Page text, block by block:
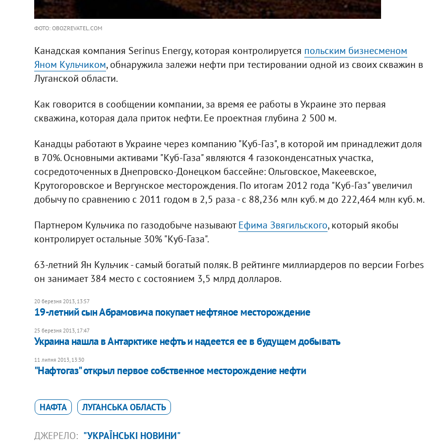
ФОТО: OBOZREVATEL.COM
Канадская компания Serinus Energy, которая контролируется польским бизнесменом
Яном Кульчиком, обнаружила залежи нефти при тестировании одной из своих скважин в
Луганской области.
Как говорится в сообщении компании, за время ее работы в Украине это первая
скважина, которая дала приток нефти. Ее проектная глубина 2 500 м.
Канадцы работают в Украине через компанию "Куб-Газ", в которой им принадлежит доля
в 70%. Основными активами "Куб-Газа" являются 4 газоконденсатных участка,
сосредоточенных в Днепровско-Донецком бассейне: Ольговское, Макеевское,
Крутогоровское и Вергунское месторождения. По итогам 2012 года "Куб-Газ" увеличил
добычу по сравнению с 2011 годом в 2,5 раза - с 88,236 млн куб. м до 222,464 млн куб. м.
Партнером Кульчика по газодобыче называютЕфима Звягильского, который якобы
контролирует остальные 30% "Куб-Газа".
63-летний Ян Кульчик - самый богатый поляк. В рейтинге миллиардеров по версии Forbes
он занимает 384 место с состоянием 3,5 млрд долларов.
20 березня 2013, 13:57
19-летний сын Абрамовича покупает нефтяное месторождение
25 березня 2013, 17:47
Украина нашла в Антарктике нефть и надеется ее в будущем добывать
11 липня 2013, 13:30
"Нафтогаз" открыл первое собственное месторождение нефти
НАФТА ЛУГАНСЬКА ОБЛАСТЬ
ДЖЕРЕЛО: "УКРАЇНСЬКІ НОВИНИ"